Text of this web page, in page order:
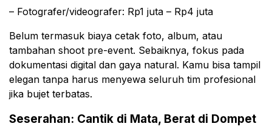
– Fotografer/videografer: Rp1 juta – Rp4 juta
Belum termasuk biaya cetak foto, album, atau
tambahan shoot pre-event. Sebaiknya, fokus pada
dokumentasi digital dan gaya natural. Kamu bisa tampil
elegan tanpa harus menyewa seluruh tim profesional
jika bujet terbatas.
Seserahan: Cantik di Mata, Berat di Dompet